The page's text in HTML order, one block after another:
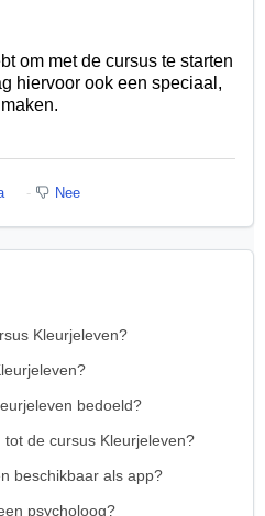
om met de cursus te starten
hiervoor ook een speciaal,
Nee
Kleurjeleven?
bedoeld?
de cursus Kleurjeleven?
beschikbaar als app?
psycholoog?